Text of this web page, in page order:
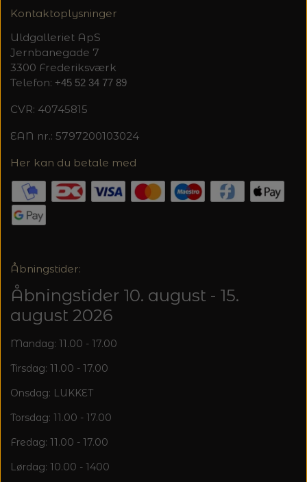
Kontaktoplysninger
Uldgalleriet ApS
Jernbanegade 7
3300 Frederiksværk
Telefon: +45 52 34 77 89
CVR: 40745815
EAN nr.: 5797200103024
Her kan du betale med
Åbningstider:
Åbningstider 10. august - 15.
august 2026
Mandag: 11.00 - 17.00
Tirsdag: 11.00 - 17.00
Onsdag: LUKKET
Torsdag: 11.00 - 17.00
Fredag: 11.00 - 17.00
Lørdag: 10.00 - 1400